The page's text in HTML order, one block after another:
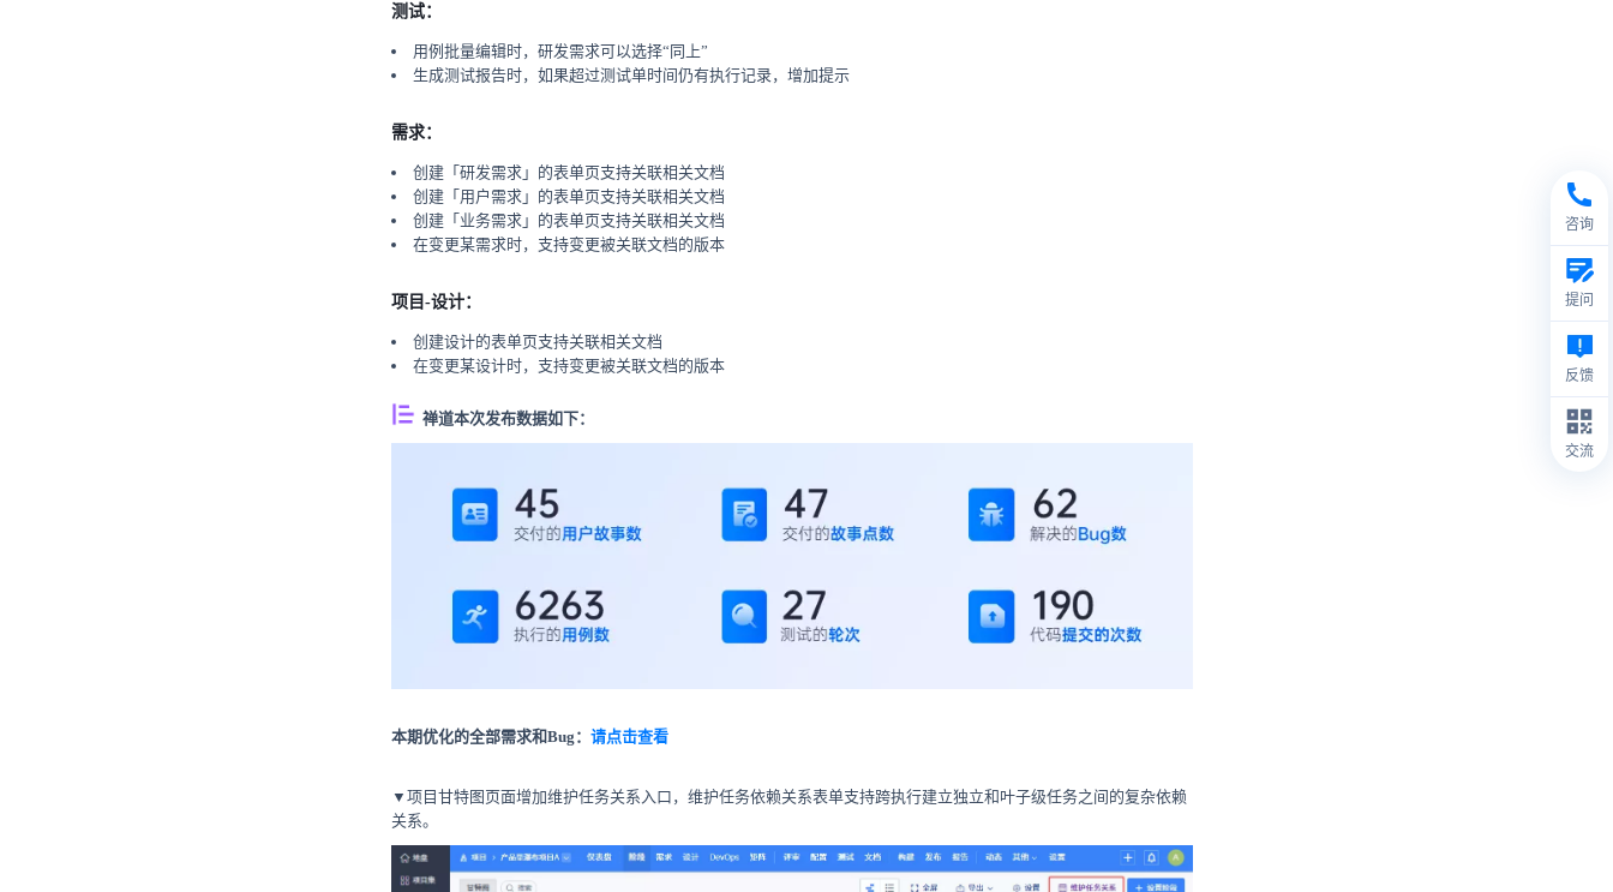
测试：
用例批量编辑时，研发需求可以选择“同上”
生成测试报告时，如果超过测试单时间仍有执行记录，增加提示
需求：
创建「研发需求」的表单页支持关联相关文档
创建「用户需求」的表单页支持关联相关文档
创建「业务需求」的表单页支持关联相关文档
在变更某需求时，支持变更被关联文档的版本
项目-设计：
创建设计的表单页支持关联相关文档
在变更某设计时，支持变更被关联文档的版本
禅道本次发布数据如下：
本期优化的全部需求和Bug： 请点击查看
▼项目甘特图页面增加维护任务关系入口，维护任务依赖关系表单支持跨执行建立独立和叶子级任务之间的复杂依赖
关系。
咨询
提问
反馈
交流